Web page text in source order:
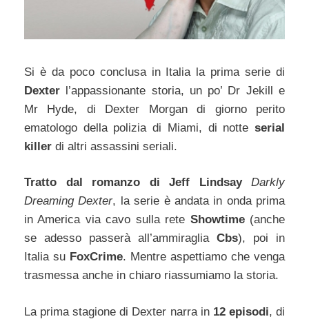
Si è da poco conclusa in Italia la prima serie di
Dexter l’appassionante storia, un po’ Dr Jekill e
Mr Hyde, di Dexter Morgan di giorno perito
ematologo della polizia di Miami, di notte serial
killer di altri assassini seriali.
Tratto dal romanzo di Jeff Lindsay
Darkly
Dreaming Dexter, la serie è andata in onda prima
in America via cavo sulla rete Showtime(anche
se adesso passerà all’ammiraglia Cbs), poi in
Italia su FoxCrime. Mentre aspettiamo che venga
trasmessa anche in chiaro riassumiamo la storia.
La prima stagione di Dexter narra in 12 episodi, di